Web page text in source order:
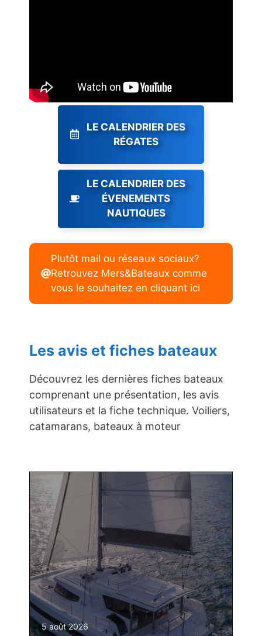
LE CALENDRIER DES
RÉGATES
LE CALENDRIER DES
ÉVENEMENTS
NAUTIQUES
Plutôt mail ou réseaux sociaux?
Retrouvez Mers&Bateaux comme
vous le souhaitez en cliquant ici
Les avis et fiches bateaux
Découvrez les dernières fiches bateaux
comprenant une présentation, les avis
utilisateurs et la fiche technique. Voiliers,
catamarans, bateaux à moteur
5 août 2026